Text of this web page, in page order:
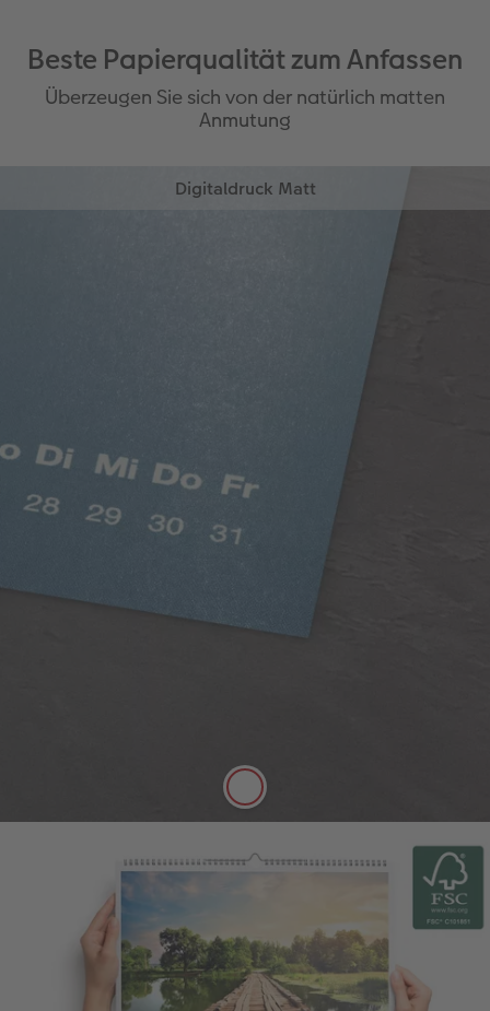
Beste Papierqualität zum Anfassen
Überzeugen Sie sich von der natürlich matten
Anmutung